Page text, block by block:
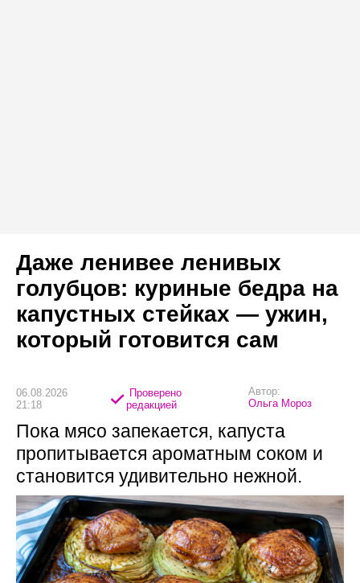
Даже ленивее ленивых
голубцов: куриные бедра на
капустных стейках — ужин,
который готовится сам
06.08.2026
21:18
Проверено
редакцией
Автор:
Ольга Мороз
Пока мясо запекается, капуста
пропитывается ароматным соком и
становится удивительно нежной.